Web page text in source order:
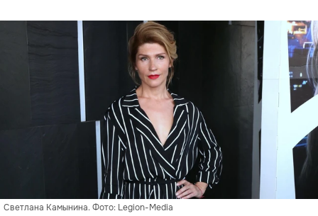
Светлана Камынина. Фото: Legion-Media